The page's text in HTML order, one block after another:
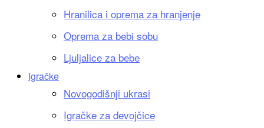
Hranilica i oprema za hranjenje
Oprema za bebi sobu
Ljuljalice za bebe
Igračke
Novogodišnji ukrasi
Igračke za devojčice